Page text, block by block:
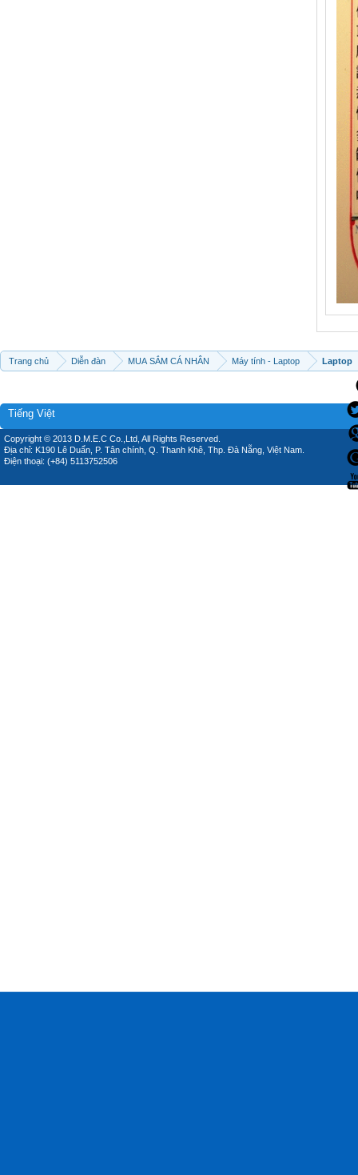
Trang chủ Diễn đàn MUA SẮM CÁ NHÂN Máy tính - Laptop Laptop
Tiếng Việt
Copyright © 2013 D.M.E.C Co.,Ltd, All Rights Reserved.
Địa chỉ: K190 Lê Duẩn, P. Tân chính, Q. Thanh Khê, Thp. Đà Nẵng, Việt Nam.
Điện thoại: (+84) 5113752506